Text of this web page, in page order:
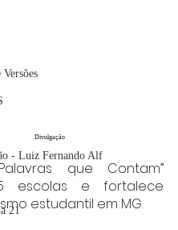
- Luiz Fernando Alf
21
Divulgação
que Contam”
escolas e fortalece
estudantil em MG.